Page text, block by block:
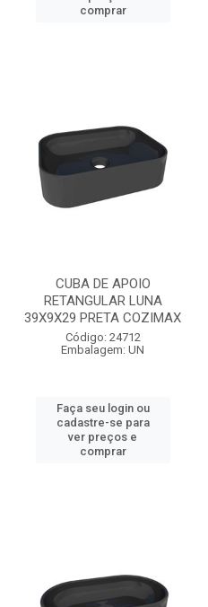
comprar
CUBA DE APOIO
RETANGULAR LUNA
39X9X29 PRETA COZIMAX
Código: 24712
Embalagem: UN
Faça seu login ou
cadastre-se para
ver preços e
comprar